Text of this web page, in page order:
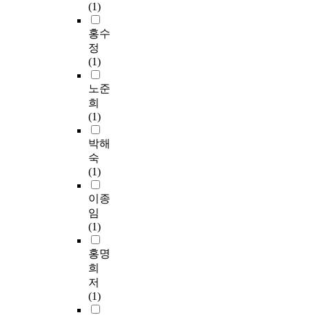
(1)
홍수
정
(1)
노준
희
(1)
박해
숙
(1)
이종
임
(1)
홍명
희
저
(1)